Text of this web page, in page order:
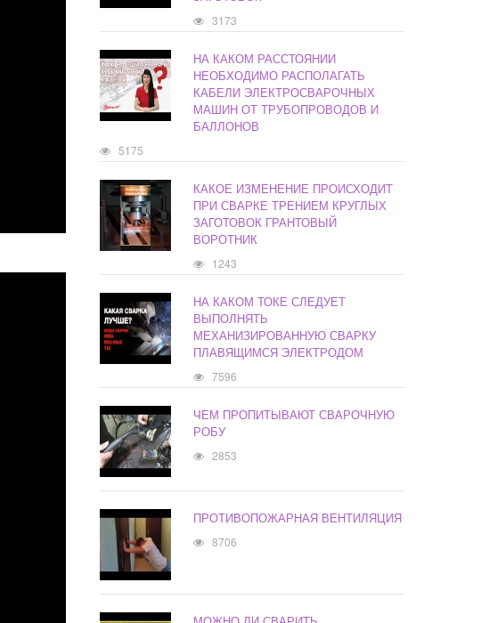
3173
НА КАКОМ РАССТОЯНИИ
НЕОБХОДИМО РАСПОЛАГАТЬ
КАБЕЛИ ЭЛЕКТРОСВАРОЧНЫХ
МАШИН ОТ ТРУБОПРОВОДОВ И
БАЛЛОНОВ
5175
КАКОЕ ИЗМЕНЕНИЕ ПРОИСХОДИТ
ПРИ СВАРКЕ ТРЕНИЕМ КРУГЛЫХ
ЗАГОТОВОК ГРАНТОВЫЙ
ВОРОТНИК
1243
НА КАКОМ ТОКЕ СЛЕДУЕТ
ВЫПОЛНЯТЬ
МЕХАНИЗИРОВАННУЮ СВАРКУ
ПЛАВЯЩИМСЯ ЭЛЕКТРОДОМ
7596
ЧЕМ ПРОПИТЫВАЮТ СВАРОЧНУЮ
РОБУ
2853
ПРОТИВОПОЖАРНАЯ ВЕНТИЛЯЦИЯ
8706